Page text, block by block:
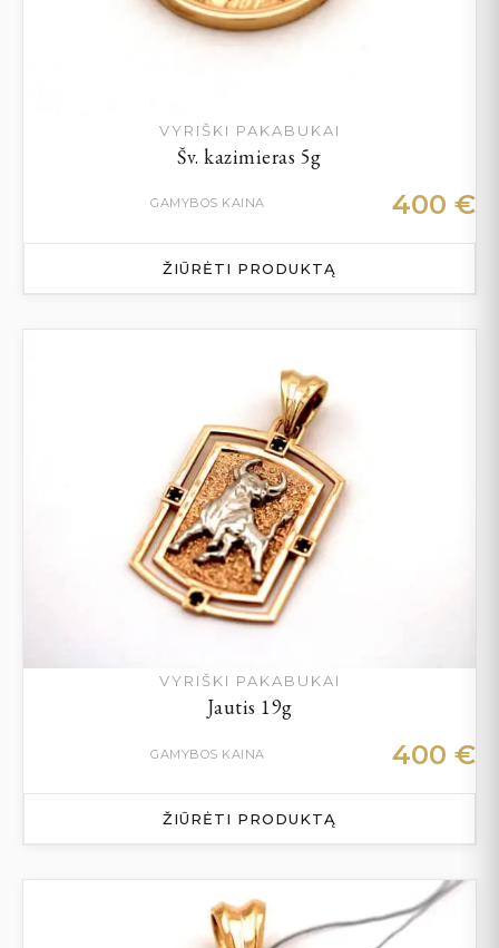
VYRIŠKI PAKABUKAI
Šv. kazimieras 5g
GAMYBOS KAINA 400 €
ŽIŪRĖTI PRODUKTĄ
VYRIŠKI PAKABUKAI
Jautis 19g
GAMYBOS KAINA 400 €
ŽIŪRĖTI PRODUKTĄ